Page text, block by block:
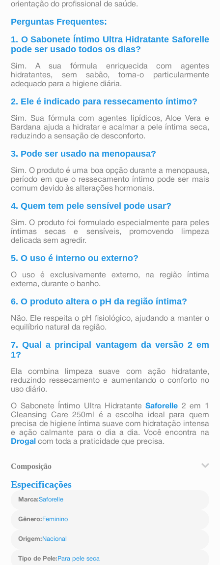
orientação do profissional de saúde.
Perguntas Frequentes:
1. O Sabonete Íntimo Ultra Hidratante Saforelle
pode ser usado todos os dias?
Sim. A sua fórmula enriquecida com agentes
hidratantes, sem sabão, torna-o particularmente
adequado para a higiene diária.
2. Ele é indicado para ressecamento íntimo?
Sim. Sua fórmula com agentes lipídicos, Aloe Vera e
Bardana ajuda a hidratar e acalmar a pele íntima seca,
reduzindo a sensação de desconforto.
3. Pode ser usado na menopausa?
Sim. O produto é uma boa opção durante a menopausa,
período em que o ressecamento íntimo pode ser mais
comum devido às alterações hormonais.
4. Quem tem pele sensível pode usar?
Sim. O produto foi formulado especialmente para peles
íntimas secas e sensíveis, promovendo limpeza
delicada sem agredir.
5. O uso é interno ou externo?
O uso é exclusivamente externo, na região íntima
externa, durante o banho.
6. O produto altera o pH da região íntima?
Não. Ele respeita o pH fisiológico, ajudando a manter o
equilíbrio natural da região.
7. Qual a principal vantagem da versão 2 em
1?
Ela combina limpeza suave com ação hidratante,
reduzindo ressecamento e aumentando o conforto no
uso diário.
O Sabonete Íntimo Ultra HidratanteSaforelle 2 em 1
Cleansing Care 250ml é a escolha ideal para quem
precisa de higiene íntima suave com hidratação intensa
e ação calmante para o dia a dia. Você encontra na
Drogal com toda a praticidade que precisa.
Composição
Água, Cocamidopropil Betaína, Glicerina, PEG-6
Sódio, Laureth-2, PEG/PPG-120/10 Trioleato de
Glicosídeo, Suco da Folha de Aloe Barbadensis,
Cocamida MEA, Anidroxilitol, Cocoilglutamato de sódio,
xilitol, EDTA dissódico, cocoglicosídeo, ácido cítrico,
Especificações
Marca:Saforelle
Gênero: Feminino
Origem: Nacional
Tipo de Pele: Para pele seca